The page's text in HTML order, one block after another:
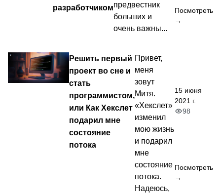
разработчикомпредвестник
больших и
очень важны...
Посмотреть
→
Решить первый
проект во сне и
стать
программистом,
или Как Хекслет
подарил мне
состояние
потока
Привет,
меня
зовут
Митя.
«Хекслет»
изменил
мою жизнь
и подарил
мне
состояние
потока.
Надеюсь,
15 июня
2021 г.
98
Посмотреть
→